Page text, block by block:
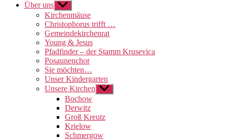
Über uns Untermenü
anzeigen
Kirchenmäuse
Christophorus trifft …
Gemeindekirchenrat
Young & Jesus
Pfadfinder – der Stamm Krusevica
Posaunenchor
Sie möchten…
Unser Kindergarten
Unsere Kirchen Untermenü
anzeigen
Bochow
Derwitz
Groß Kreutz
Krielow
Schmergow